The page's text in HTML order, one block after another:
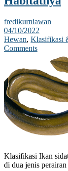
fredikurniawan
04/10/2022
Hewan, Klasifikasi
Comments
Klasifikasi Ikan
di dua jenis